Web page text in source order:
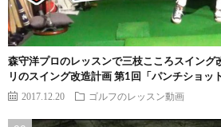
森守洋プロのレッスンで三枝こころスイング
リのスイング改造計画 第1回「パンチショッ
2017.12.20 ゴルフのレッスン動画